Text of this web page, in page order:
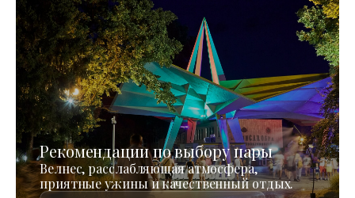
Рекомендации по выбору пары
Велнес, расслабляющая атмосфера,
приятные ужины и качественный отдых.